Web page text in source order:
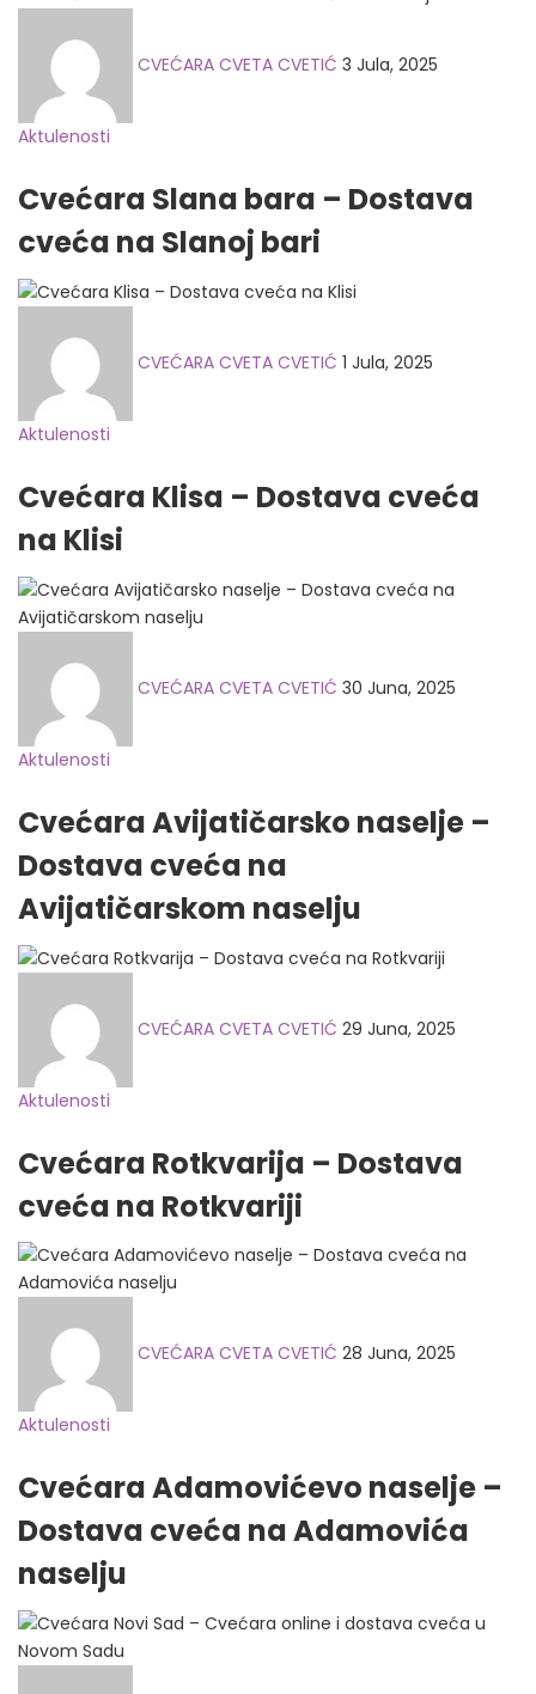
CVEĆARA CVETA CVETIĆ 3 Jula, 2025
Aktulenosti
Cvećara Slana bara – Dostava
cveća na Slanoj bari
CVEĆARA CVETA CVETIĆ 1 Jula, 2025
Aktulenosti
Cvećara Klisa – Dostava cveća
na Klisi
CVEĆARA CVETA CVETIĆ 30 Juna, 2025
Aktulenosti
Cvećara Avijatičarsko naselje –
Dostava cveća na
Avijatičarskom naselju
CVEĆARA CVETA CVETIĆ 29 Juna, 2025
Aktulenosti
Cvećara Rotkvarija – Dostava
cveća na Rotkvariji
CVEĆARA CVETA CVETIĆ 28 Juna, 2025
Aktulenosti
Cvećara Adamovićevo naselje –
Dostava cveća na Adamovića
naselju